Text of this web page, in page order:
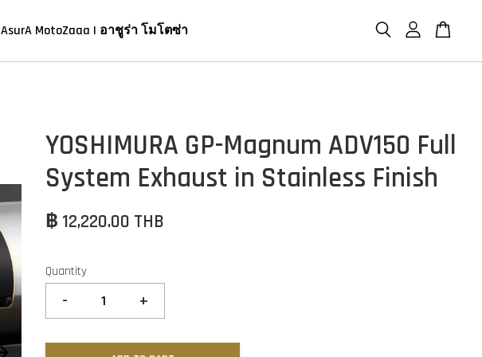
AsurA MotoZaaa | อาชูร่า โมโตซ่า
YOSHIMURA GP-Magnum ADV150 Full
System Exhaust in Stainless Finish
฿ 12,220.00 THB
Quantity
- +